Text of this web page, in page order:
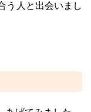
う人と出会いまし